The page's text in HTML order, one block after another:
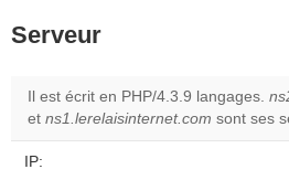
Serveur
Il est écrit en PHP/4.3.9 langages.
et ns1.lerelaisinternet.com sont ses
IP: